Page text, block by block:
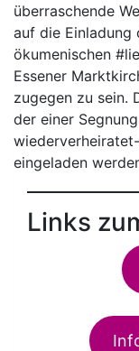
überraschende
auf die Einladung
ökumenischen
Essener
zugegen zu sein.
der einer
eingeladen
Links